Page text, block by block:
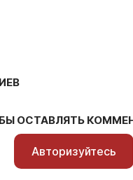
ОСТАВЛЯТЬ
Авторизуйтесь